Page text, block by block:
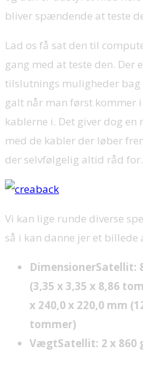
bliver spændende at teste
Lad os få sat den til
gang med at teste den. Der
tilslutnings muligheder bag
galt når man først kommer
kablerne i. Det giver dog
med de kabler der løber
der selvfølgelig altid råd for.
Vi kan lige runde diverse
så i kan danne jer et billede
DimensionerSatellit:
(3,35 x 3,35 x 8,86
x 240,0 x 220,0 mm
tommer)
VægtSatellit: 2 x 860